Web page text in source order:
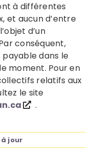
à différentes
et aucun d’entre
d’un
conséquent,
payable dans le
moment. Pour en
relatifs aux
le site
.
à jour